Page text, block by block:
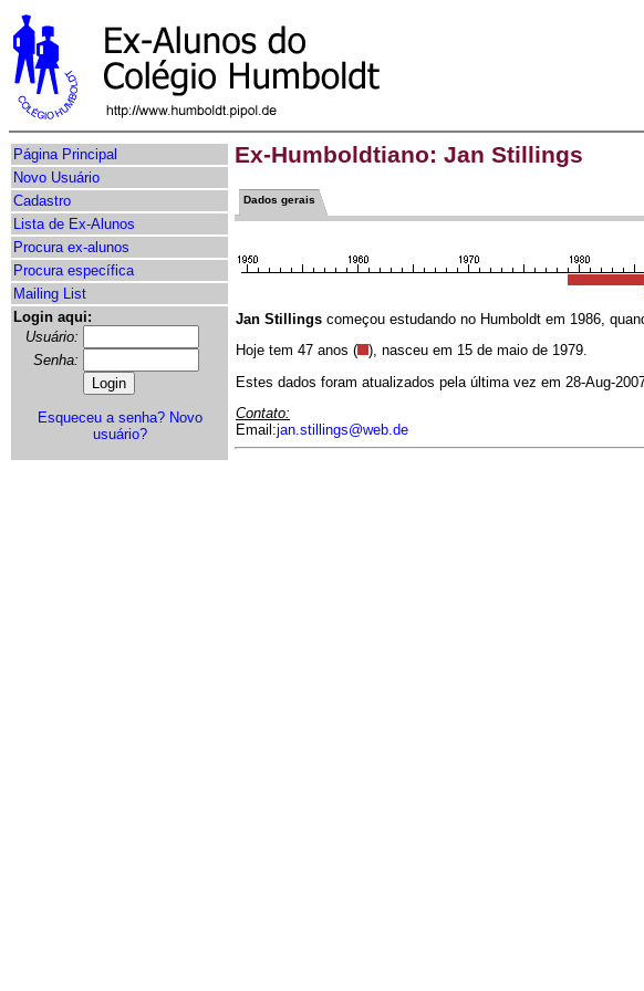
Página Principal
Novo Usuário
Cadastro
Lista de Ex-Alunos
Procura ex-alunos
Procura específica
Mailing List
Login aqui:
Usuário:
Senha:
Esqueceu a senha? Novo
usuário?
Ex-Humboldtiano: Jan Stillings
Dados gerais
Jan Stillings começou estudando no Humboldt em 1986,
Hoje tem 47 anos (
), nasceu em 15 de maio de 1979.
Estes dados foram atualizados pela última vez em 28-Aug-
Contato:
Email:jan.stillings@web.de